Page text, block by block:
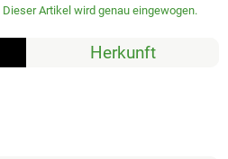
Dieser Artikel wird genau eingewogen.
Herkunft